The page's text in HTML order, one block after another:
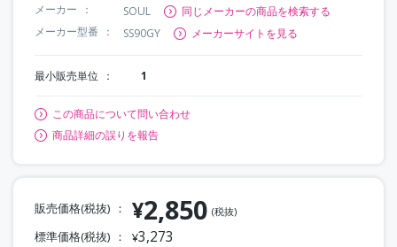
メーカー SOUL
同じメーカーの商品を検索する
メーカー型番
SS90GY メーカーサイトを見る
最小販売単位 1
この商品について問い合わせ
商品詳細の誤りを報告
販売価格(税抜) ¥2,850 (税抜)
標準価格(税抜) ¥3,273